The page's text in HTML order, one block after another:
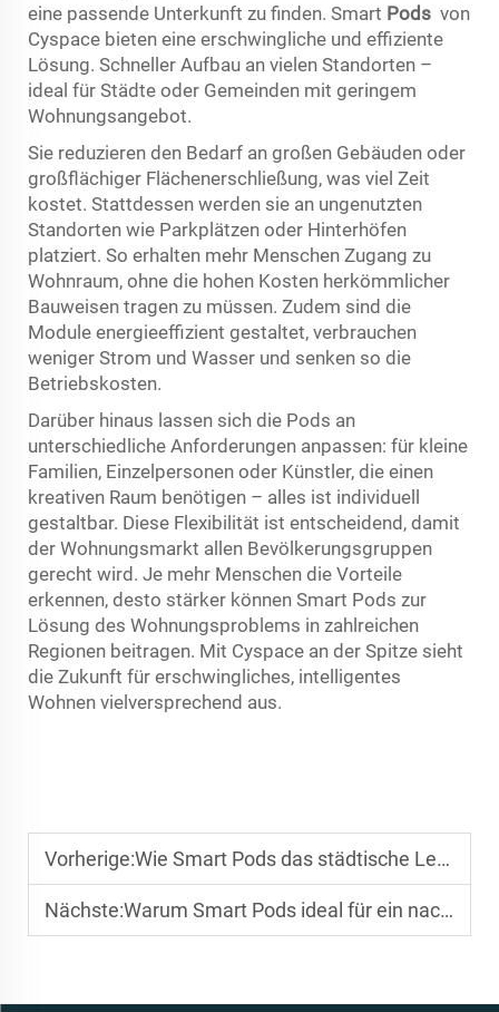
eine passende Unterkunft zu finden. Smart Pods von
Cyspace bieten eine erschwingliche und effiziente
Lösung. Schneller Aufbau an vielen Standorten –
ideal für Städte oder Gemeinden mit geringem
Wohnungsangebot.
Sie reduzieren den Bedarf an großen Gebäuden oder
großflächiger Flächenerschließung, was viel Zeit
kostet. Stattdessen werden sie an ungenutzten
Standorten wie Parkplätzen oder Hinterhöfen
platziert. So erhalten mehr Menschen Zugang zu
Wohnraum, ohne die hohen Kosten herkömmlicher
Bauweisen tragen zu müssen. Zudem sind die
Module energieeffizient gestaltet, verbrauchen
weniger Strom und Wasser und senken so die
Betriebskosten.
Darüber hinaus lassen sich die Pods an
unterschiedliche Anforderungen anpassen: für kleine
Familien, Einzelpersonen oder Künstler, die einen
kreativen Raum benötigen – alles ist individuell
gestaltbar. Diese Flexibilität ist entscheidend, damit
der Wohnungsmarkt allen Bevölkerungsgruppen
gerecht wird. Je mehr Menschen die Vorteile
erkennen, desto stärker können Smart Pods zur
Lösung des Wohnungsproblems in zahlreichen
Regionen beitragen. Mit Cyspace an der Spitze sieht
die Zukunft für erschwingliches, intelligentes
Wohnen vielversprechend aus.
Vorherige:Wie Smart Pods das städtische Leben verändern
Nächste:Warum Smart Pods ideal für ein nachhaltiges Leben sind